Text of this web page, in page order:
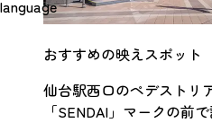
language
おすすめの映えスポット
仙台駅西口のペデストリ
「SENDAI」マークの前